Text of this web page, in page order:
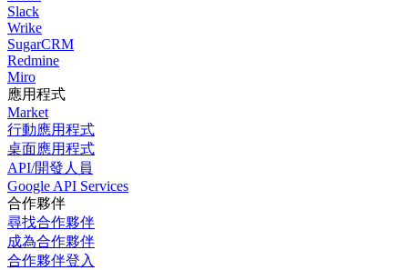
Slack
Wrike
SugarCRM
Redmine
Miro
應用程式
Market
行動應用程式
桌面應用程式
API/開發人員
Google API Services
合作夥伴
尋找合作夥伴
成為合作夥伴
合作夥伴登入